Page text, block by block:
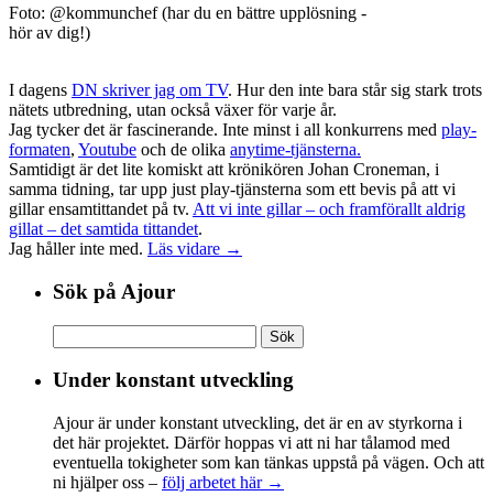
Foto: @kommunchef (har du en bättre upplösning -
hör av dig!)
I dagens DN skriver jag om TV. Hur den inte bara står sig stark trots
nätets utbredning, utan också växer för varje år.
Jag tycker det är fascinerande. Inte minst i all konkurrens med play-
formaten, Youtube och de olika anytime-tjänsterna.
Samtidigt är det lite komiskt att krönikören Johan Croneman, i
samma tidning, tar upp just play-tjänsterna som ett bevis på att vi
gillar ensamtittandet på tv. Att vi inte gillar – och framförallt aldrig
gillat – det samtida tittandet.
Jag håller inte med. Läs vidare →
Sök på Ajour
efter:
Under konstant utveckling
Ajour är under konstant utveckling, det är en av styrkorna i
det här projektet. Därför hoppas vi att ni har tålamod med
eventuella tokigheter som kan tänkas uppstå på vägen. Och att
ni hjälper oss – följ arbetet här →